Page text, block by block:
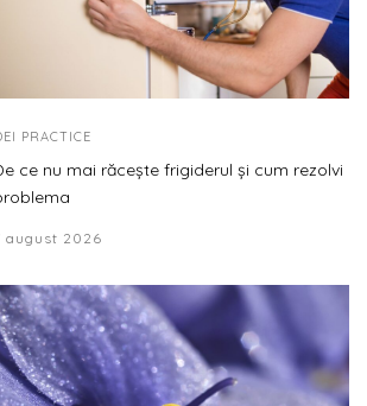
PRACTICE
ce nu mai răcește frigiderul și cum rezolvi
august 2026